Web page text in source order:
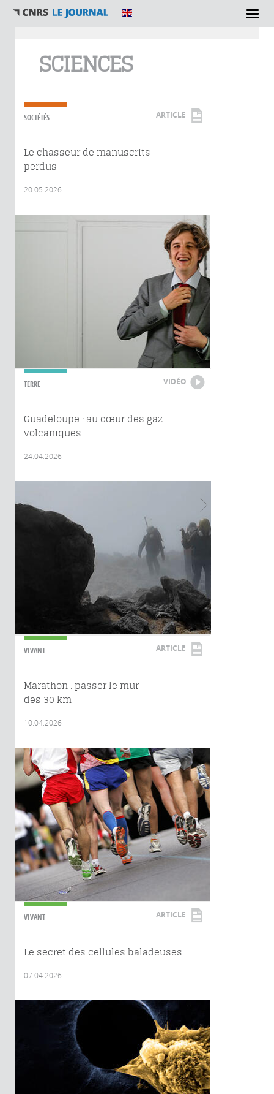
SCIENCES
SOCIÉTÉS ARTICLE
Le chasseur de manuscrits
perdus
20.05.2026
TERRE VIDÉO
Guadeloupe : au cœur des gaz
volcaniques
24.04.2026
VIVANT ARTICLE
Marathon : passer le mur
des 30 km
10.04.2026
VIVANT ARTICLE
Le secret des cellules baladeuses
07.04.2026